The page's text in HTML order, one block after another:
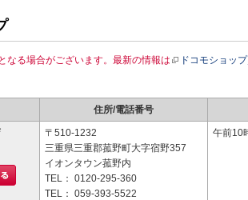
なる場合がございます。最新の情報は ドコモショッ
住所/電話番号
〒510-1232
三重県三重郡菰野町大字宿野357
イオンタウン菰野内
TEL： 0120-295-360
TEL： 059-393-5522
午前10